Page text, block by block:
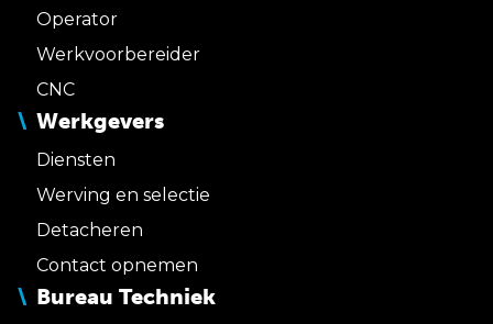
Operator
Werkvoorbereider
CNC
Werkgevers
Diensten
Werving en selectie
Detacheren
Contact opnemen
Bureau Techniek